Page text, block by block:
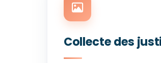
Collecte des